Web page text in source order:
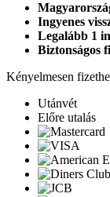
Ingyenes
Legalább 1
Biztonságos
Kényelmesen
Utánvét
Előre utalás